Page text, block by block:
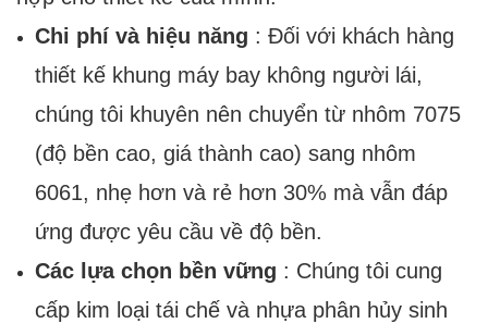
Chi phí và hiệu năng : Đối với khách hàng
thiết kế khung máy bay không người lái,
chúng tôi khuyên nên chuyển từ nhôm 7075
(độ bền cao, giá thành cao) sang nhôm
6061, nhẹ hơn và rẻ hơn 30% mà vẫn đáp
ứng được yêu cầu về độ bền.
Các lựa chọn bền vững : Chúng tôi cung
cấp kim loại tái chế và nhựa phân hủy sinh